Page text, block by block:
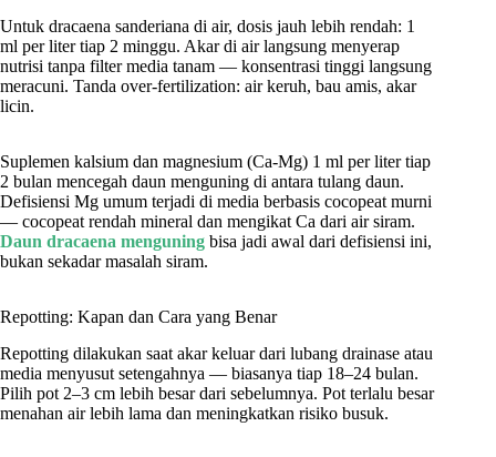
Untuk dracaena sanderiana di air, dosis jauh lebih rendah: 1
ml per liter tiap 2 minggu. Akar di air langsung menyerap
nutrisi tanpa filter media tanam — konsentrasi tinggi langsung
meracuni. Tanda over-fertilization: air keruh, bau amis, akar
licin.
Suplemen kalsium dan magnesium (Ca-Mg) 1 ml per liter tiap
2 bulan mencegah daun menguning di antara tulang daun.
Defisiensi Mg umum terjadi di media berbasis cocopeat murni
— cocopeat rendah mineral dan mengikat Ca dari air siram.
Daun dracaena menguning bisa jadi awal dari defisiensi ini,
bukan sekadar masalah siram.
Repotting: Kapan dan Cara yang Benar
Repotting dilakukan saat akar keluar dari lubang drainase atau
media menyusut setengahnya — biasanya tiap 18–24 bulan.
Pilih pot 2–3 cm lebih besar dari sebelumnya. Pot terlalu besar
menahan air lebih lama dan meningkatkan risiko busuk.